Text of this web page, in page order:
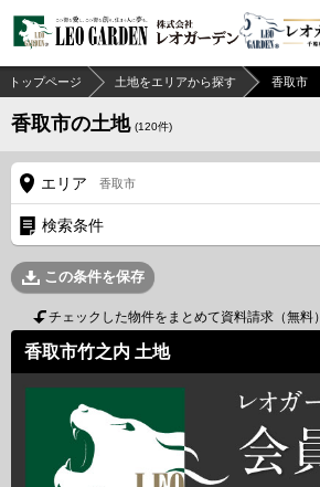
トップページ 土地をエリアから探す 香取市
香取市の土地 (120件)
エリア 香取市
検索条件
この条件を保存
チェックした物件をまとめて資料請求（無料）
香取市竹之内 土地